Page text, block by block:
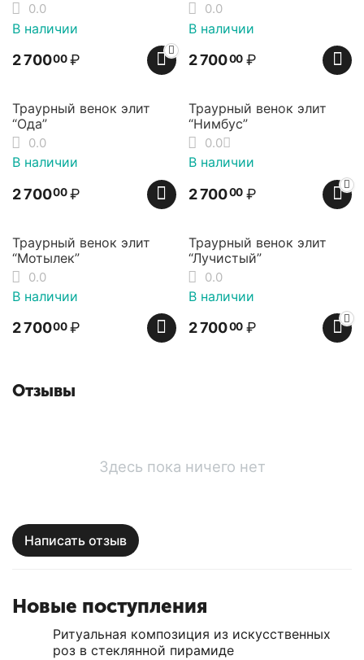
0.0
В наличии
2 70000 ₽
0.0
В наличии
2 70000 ₽
Траурный венок элит
“Ода”
0.0
В наличии
2 70000 ₽
Траурный венок элит
“Нимбус”
0.0
В наличии
2 70000 ₽
Траурный венок элит
“Мотылек”
0.0
В наличии
2 70000 ₽
Траурный венок элит
“Лучистый”
0.0
В наличии
2 70000 ₽
Отзывы
Здесь пока ничего нет
Написать отзыв
Новые поступления
Ритуальная композиция из искусственных
роз в стеклянной пирамиде